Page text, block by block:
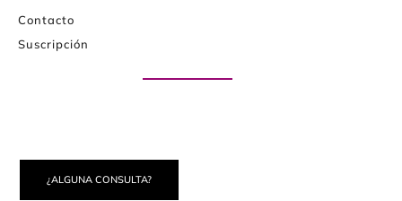
Contacto
Suscripción
¿ALGUNA CONSULTA?